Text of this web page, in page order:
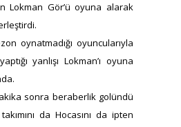
Lokman Gör’ü oyuna alarak
oynatmadığı oyuncularıyla
yanlışı Lokman’ı oyuna
sonra beraberlik golündü
da Hocasını da ipten